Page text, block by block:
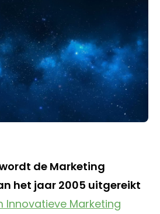
de Marketing
het jaar 2005 uitgereikt
Innovatieve Marketing